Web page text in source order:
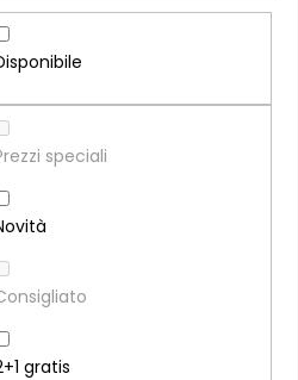
speciali
gratis